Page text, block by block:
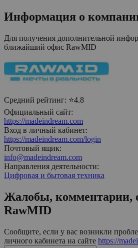
Информация о
Для получения дополнительной
ближайший офис RawMID
Средний рейтинг: ⭐4.8
Официальный сайт:
https://madeindream.com
Вход в личный кабинет:
https://madeindream.com/login
Почтовый ящик:
info@madeindream.com
Направления деятельности:
Цифровая и бытовая техника
Жалобы, комментарии,
RawMID
Сообщите, если у вас возникли
личного кабинета на сайте https://